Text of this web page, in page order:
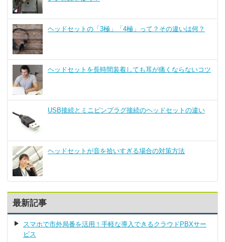
ヘッドセットの「3極」「4極」って？その違いは何？
ヘッドセットを長時間装着しても耳が痛くならないコツ
USB接続とミニピンプラグ接続のヘッドセットの違い
ヘッドセットが音を拾いすぎる場合の対策方法
最新記事
スマホで市外局番を活用！手軽な導入できるクラウドPBXサー
ビス